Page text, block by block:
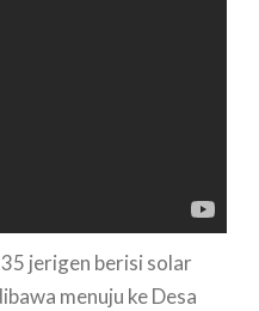
jerigen berisi solar
menuju ke Desa